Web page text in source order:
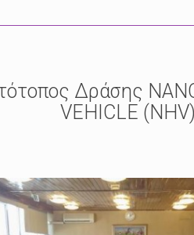
Δράσης
VEHICLE (NHV)